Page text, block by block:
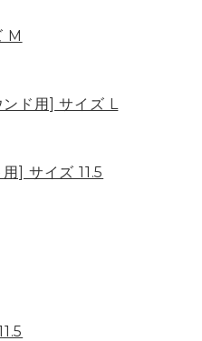
M
ド用] サイズ L
] サイズ 11.5